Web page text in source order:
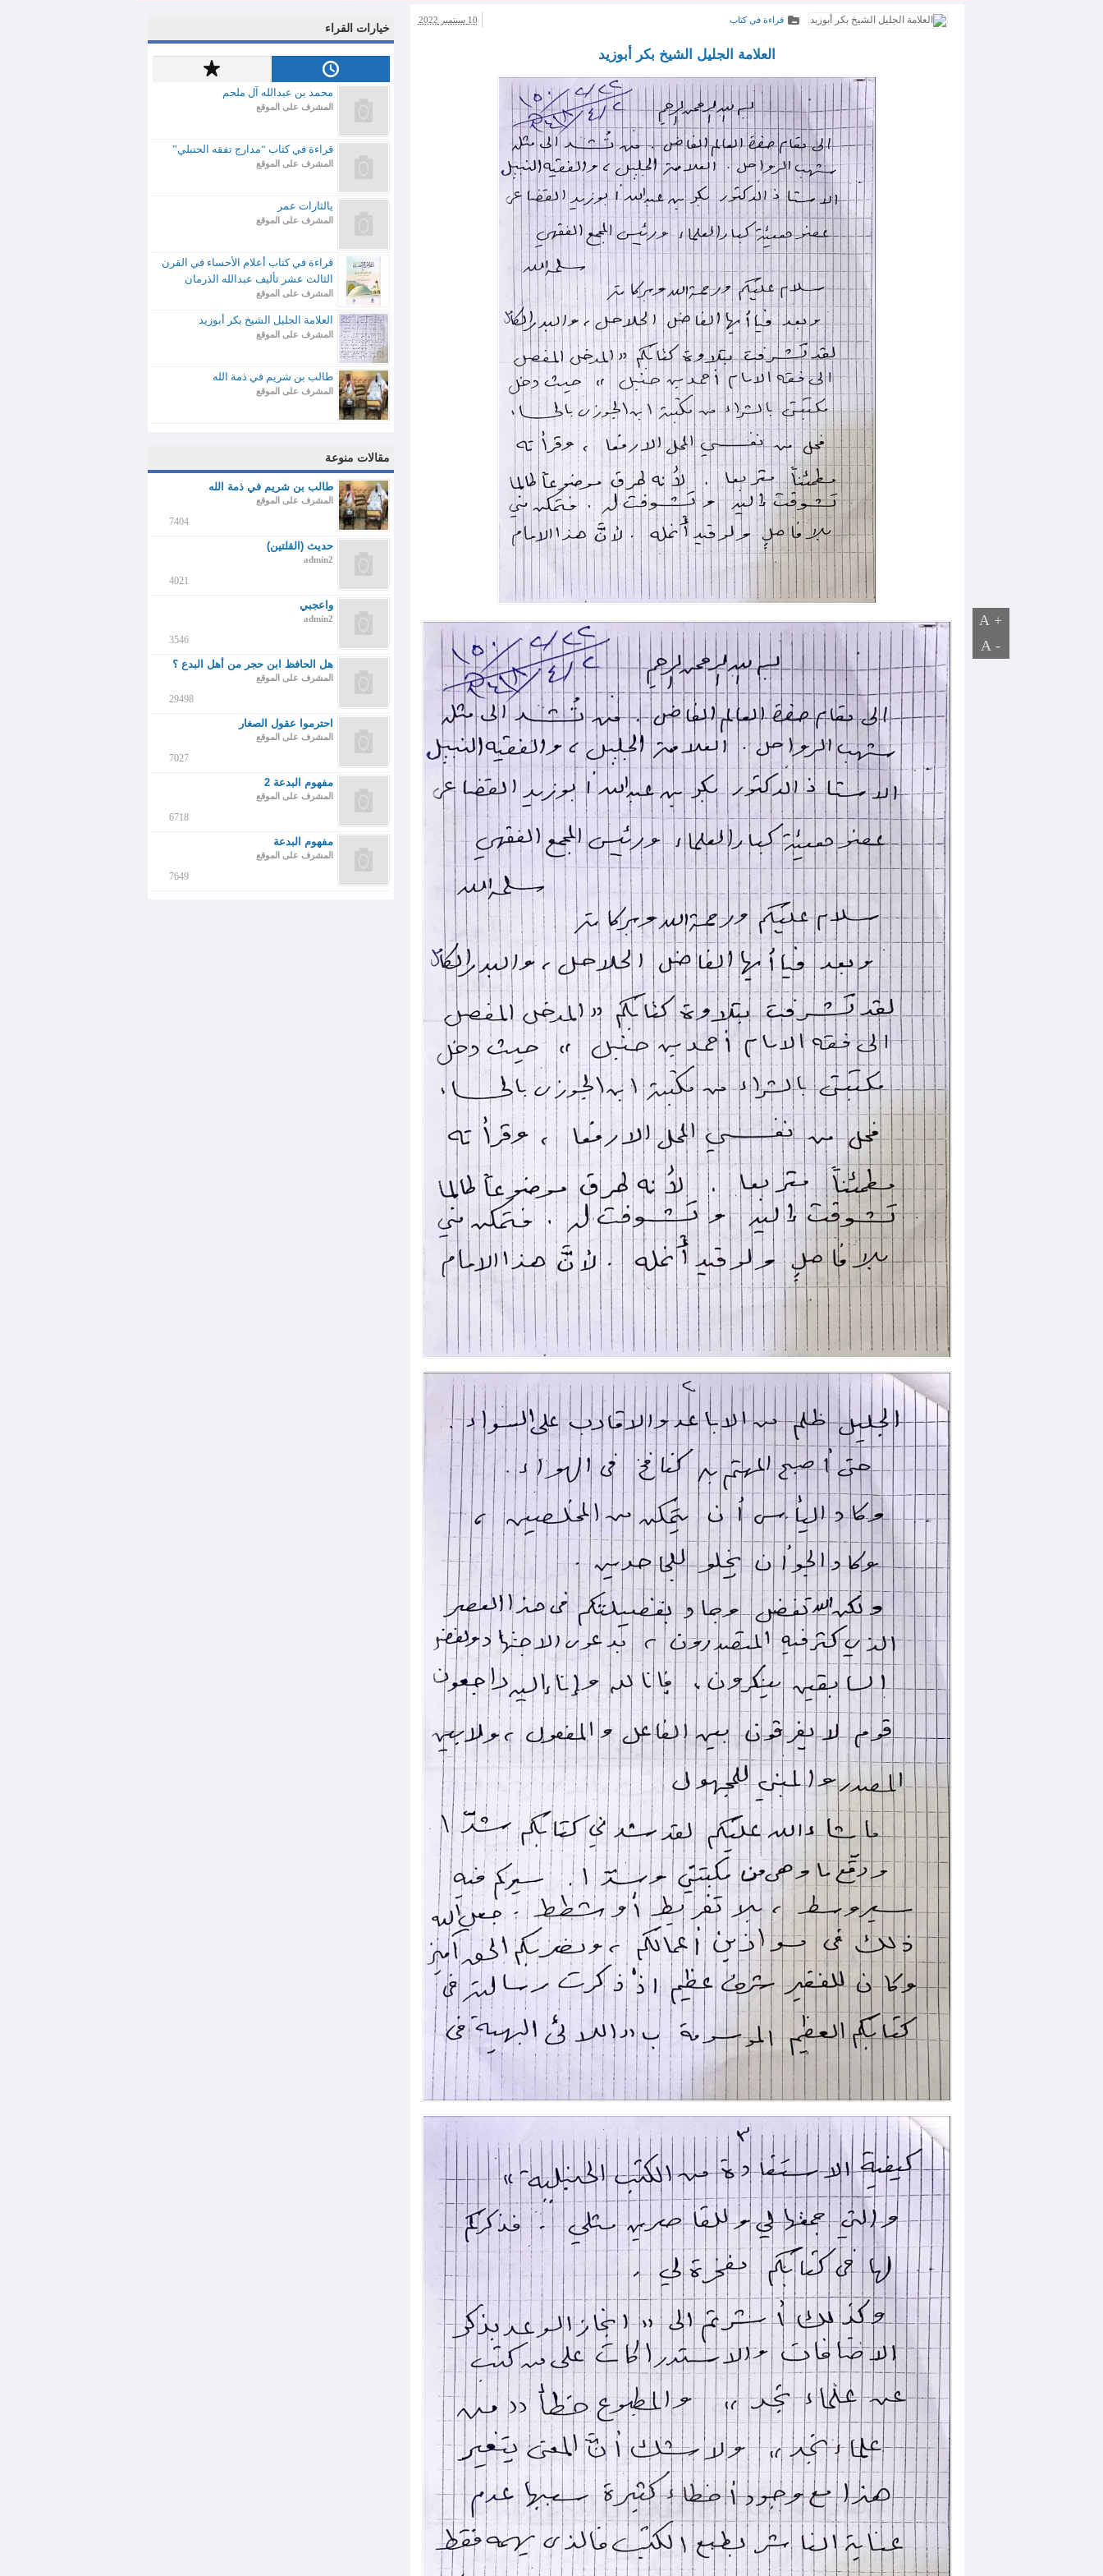
قراءة في كتاب 10 سبتمبر 2022
العلامة الجليل الشيخ بكر أبوزيد
+ A
- A
خيارات القراء
محمد بن عبدالله آل ملحم
المشرف على الموقع
قراءة في كتاب “مدارج تفقه الحنبلي”
المشرف على الموقع
يالثارات عمر
المشرف على الموقع
قراءة في كتاب أعلام الأحساء في القرن
الثالث عشر تأليف عبدالله الذرمان
المشرف على الموقع
العلامة الجليل الشيخ بكر أبوزيد
المشرف على الموقع
طالب بن شريم في ذمة الله
المشرف على الموقع
مقالات منوعة
طالب بن شريم في ذمة الله
المشرف على الموقع
7404
حديث (القلتين)
admin2
4021
واعجبي
admin2
3546
هل الحافظ ابن حجر من أهل البدع ؟
المشرف على الموقع
29498
احترموا عقول الصغار
المشرف على الموقع
7027
مفهوم البدعة 2
المشرف على الموقع
6718
مفهوم البدعة
المشرف على الموقع
7649